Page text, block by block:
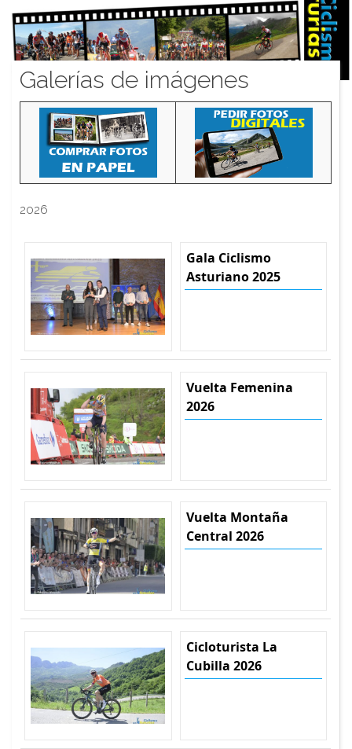
Galerías de imágenes
2026
Gala Ciclismo
Asturiano 2025
Vuelta Femenina
2026
Vuelta Montaña
Central 2026
Cicloturista La
Cubilla 2026